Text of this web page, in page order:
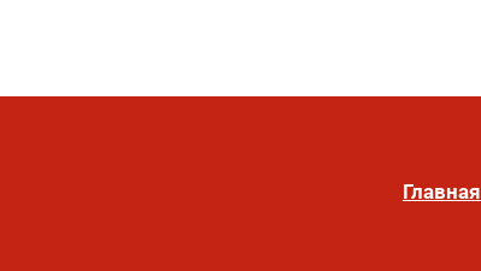
Главная